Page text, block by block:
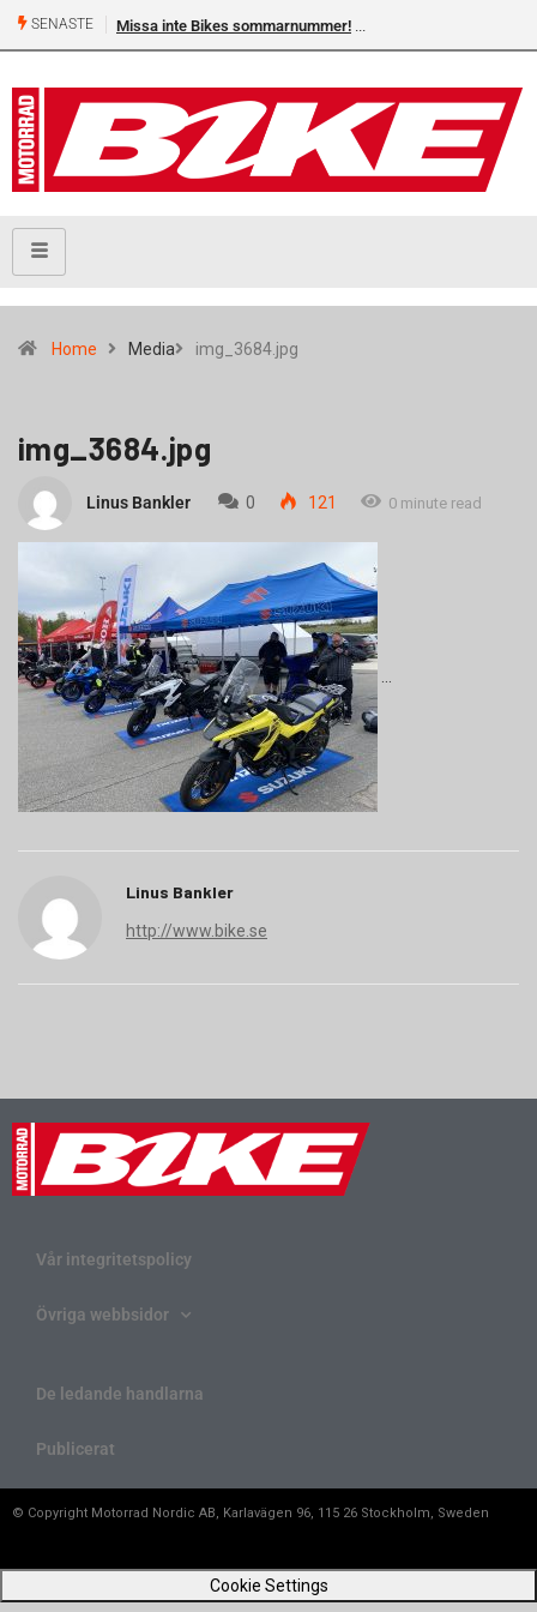
SENASTE Missa inte Bikes sommarnummer!
Home Media img_3684.jpg
img_3684.jpg
Linus Bankler 0 121 0 minute read
Linus Bankler
http://www.bike.se
Vår integritetspolicy
Övriga webbsidor
De ledande handlarna
Publicerat
© Copyright Motorrad Nordic AB, Karlavägen 96, 115 26 Stockholm, Sweden
Cookie Settings